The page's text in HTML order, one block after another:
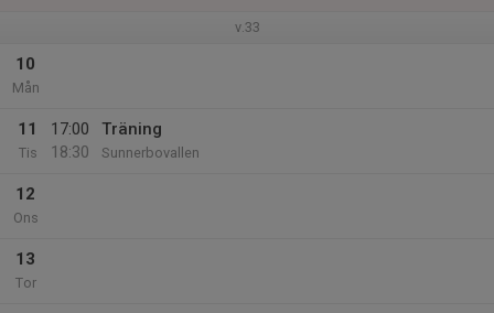
v.33
10
Mån
11
Tis
17:00
18:30
Träning
Sunnerbovallen
12
Ons
13
Tor